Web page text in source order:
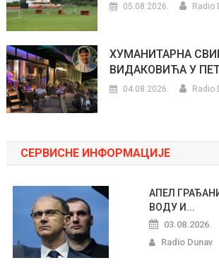
05.08.2026. Radio
ХУМАНИТАРНА
ВИДАКОВИЋА У
04.08.2026. Radio
СЕРВИСНЕ ИНФОРМАЦИЈЕ
АПЕЛ
ВОДУ И...
03.08.2026.
Radio Dunav